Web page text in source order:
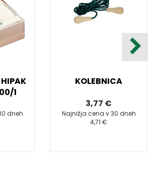
1
dneh
KOLEBNICA
3,77 €
Najnižja cena v 30 dneh
4,71 €